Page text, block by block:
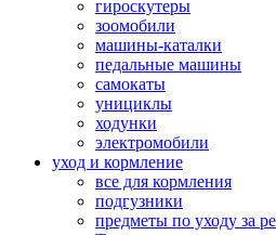
гироскутеры
зоомобили
машины-каталки
педальные машины
самокаты
унициклы
ходунки
электромобили
уход и кормление
все для кормления
подгузники
предметы по уходу за